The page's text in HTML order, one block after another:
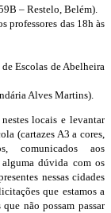
– Restelo, Belém).
professores das 18h às
Escolas de Abelheira
Alves Martins).
locais e levantar
(cartazes A3 a cores,
comunicados aos
alguma dúvida com os
nessas cidades
que estamos a
não possam passar